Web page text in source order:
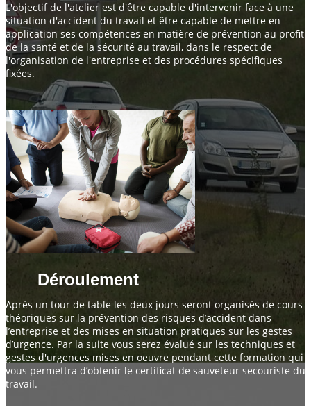
L'objectif de l'atelier est d'être capable d'intervenir face à une
situation d'accident du travail et être capable de mettre en
application ses compétences en matière de prévention au profit
de la santé et de la sécurité au travail, dans le respect de
l'organisation de l'entreprise et des procédures spécifiques
fixées.
Déroulement
Après un tour de table les deux jours seront organisés de cours
théoriques sur la prévention des risques d’accident dans
l’entreprise et des mises en situation pratiques sur les gestes
d’urgence. Par la suite vous serez évalué sur les techniques et
gestes d'urgences mises en oeuvre pendant cette formation qui
vous permettra d’obtenir le certificat de sauveteur secouriste du
travail.